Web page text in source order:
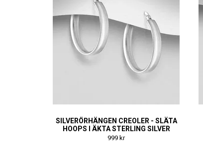
SILVERÖRHÄNGEN CREOLER - SLÄTA
HOOPS I ÄKTA STERLING SILVER
999 kr